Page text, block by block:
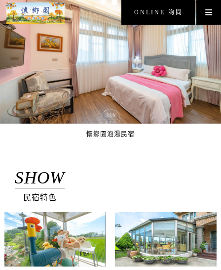
ONLINE 詢問
懷鄉園泡湯民宿
SHOW
民宿特色